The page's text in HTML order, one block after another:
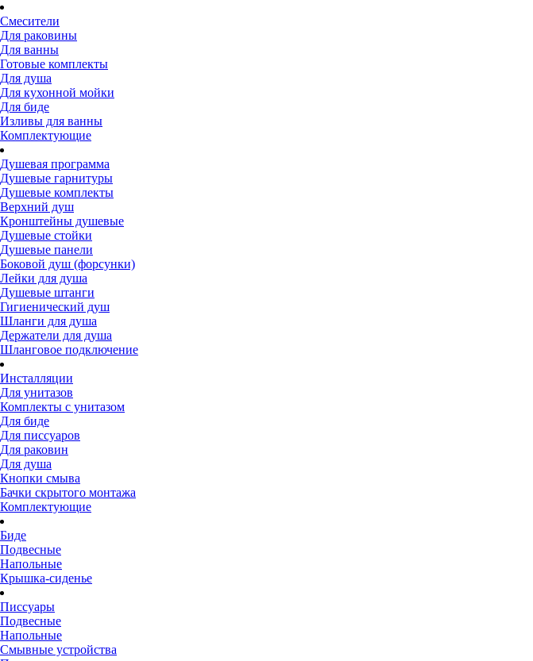
Смесители
Для раковины
Для ванны
Готовые комплекты
Для душа
Для кухонной мойки
Для биде
Изливы для ванны
Комплектующие
Душевая программа
Душевые гарнитуры
Душевые комплекты
Верхний душ
Кронштейны душевые
Душевые стойки
Душевые панели
Боковой душ (форсунки)
Лейки для душа
Душевые штанги
Гигиенический душ
Шланги для душа
Держатели для душа
Шланговое подключение
Инсталляции
Для унитазов
Комплекты с унитазом
Для биде
Для писсуаров
Для раковин
Для душа
Кнопки смыва
Бачки скрытого монтажа
Комплектующие
Биде
Подвесные
Напольные
Крышка-сиденье
Писсуары
Подвесные
Напольные
Смывные устройства